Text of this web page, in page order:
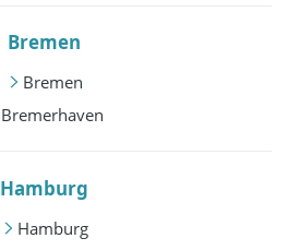
Bremen
Bremen
Bremerhaven
Hamburg
Hamburg